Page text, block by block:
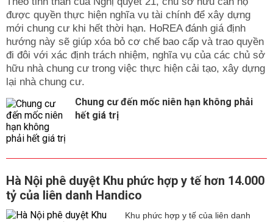
được quyền thực hiện nghĩa vụ tài chính để xây dựng
mới chung cư khi hết thời hạn. HoREA đánh giá định
hướng này sẽ giúp xóa bỏ cơ chế bao cấp và trao quyền
đi đôi với xác định trách nhiệm, nghĩa vụ của các chủ sở
hữu nhà chung cư trong việc thực hiện cải tạo, xây dựng
lại nhà chung cư.
Chung cư đến mốc niên hạn không phải
hết giá trị
Hà Nội phê duyệt Khu phức hợp y tế hơn 14.000
tỷ của liên danh Handico
Khu phức hợp y tế của liên danh